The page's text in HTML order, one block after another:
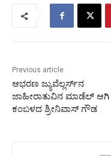
Previous article
ಆಭರಣ ಜ್ಯುವೆಲ್ಲರ್ಸ್‌ನ
ಜಾಹೀರಾತುವಿನ ಮಾಡೆಲ್ ಆಗಿ
ಕಂಬಳದ ಶ್ರೀನಿವಾಸ್ ಗೌಡ